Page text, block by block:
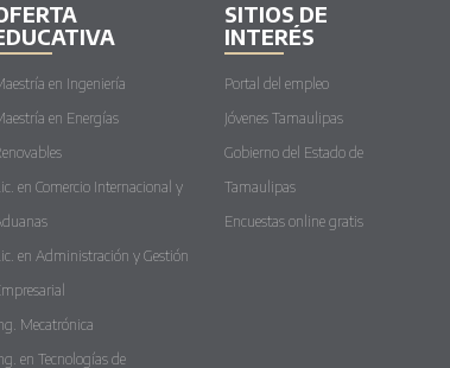
en Ingeniería
en Energías
en Comercio Internacional y
en Administración y Gestión
Mecatrónica
en Tecnologías de
SITIOS DE
INTERÉS
Portal del empleo
Jóvenes Tamaulipas
Gobierno del Estado de
Tamaulipas
Encuestas online gratis